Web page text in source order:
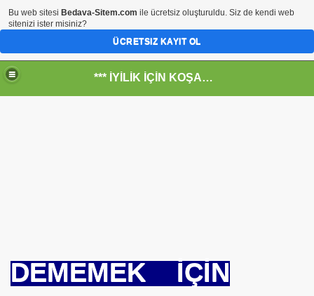
*** İYİLİK İÇİN KOŞANLARIN YERİ***
DEMEMEK İÇİN
Bu web sitesi Bedava-Sitem.com ile ücretsiz oluşturuldu. Siz de kendi web
sitenizi ister misiniz?
ÜCRETSIZ KAYIT OL